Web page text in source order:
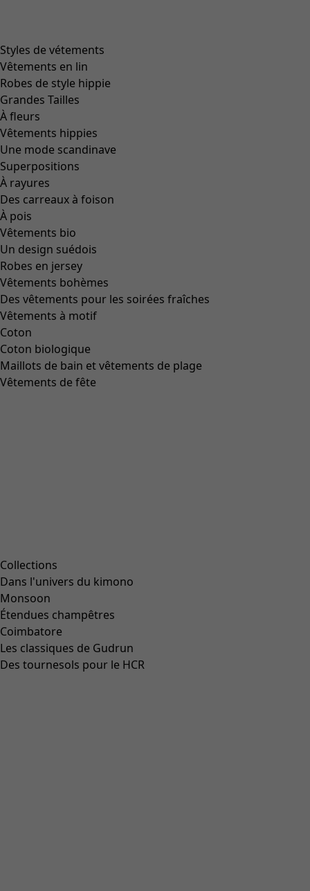
Styles de vétements
Vêtements en lin
Robes de style hippie
Grandes Tailles
À fleurs
Vêtements hippies
Une mode scandinave
Superpositions
À rayures
Des carreaux à foison
À pois
Vêtements bio
Un design suédois
Robes en jersey
Vêtements bohèmes
Des vêtements pour les soirées fraîches
Vêtements à motif
Coton
Coton biologique
Maillots de bain et vêtements de plage
Vêtements de fête
Collections
Dans l'univers du kimono
Monsoon
Étendues champêtres
Coimbatore
Les classiques de Gudrun
Des tournesols pour le HCR